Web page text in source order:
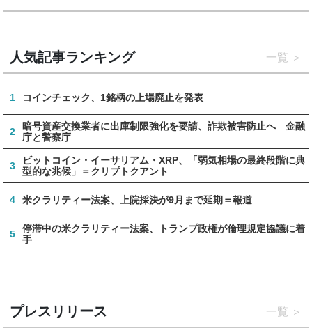
人気記事ランキング 一覧
1 コインチェック、1銘柄の上場廃止を発表
2
暗号資産交換業者に出庫制限強化を要請、詐欺被害防止へ 金融
庁と警察庁
3
ビットコイン・イーサリアム・XRP、「弱気相場の最終段階に典
型的な兆候」＝クリプトクアント
4 米クラリティー法案、上院採決が9月まで延期＝報道
5
停滞中の米クラリティー法案、トランプ政権が倫理規定協議に着
手
プレスリリース 一覧